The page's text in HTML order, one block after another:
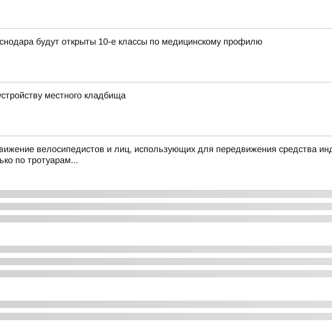
будут открыты 10-е классы по медицинскому профилю
местного кладбища
велосипедистов и лиц, использующих для передвижения средства
по тротуарам...